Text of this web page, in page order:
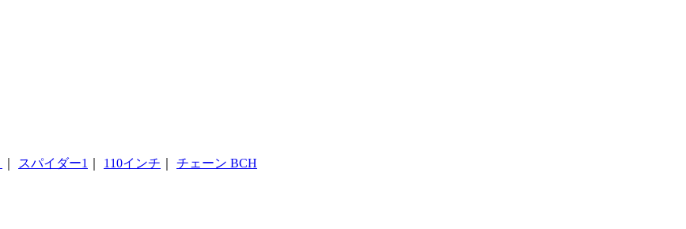
スパイダー1 110インチ チェーン BCH